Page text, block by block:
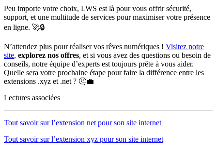
Peu importe votre choix, LWS est là pour vous offrir sécurité,
support, et une multitude de services pour maximiser votre présence
en ligne. 🚀🔒
N’attendez plus pour réaliser vos rêves numériques ! Visitez notre
site, explorez nos offres, et si vous avez des questions ou besoin de
conseils, notre équipe d’experts est toujours prête à vous aider.
Quelle sera votre prochaine étape pour faire la différence entre les
extensions .xyz et .net ? 🤔💼
Lectures associées
Tout savoir sur l’extension net pour son site internet
Tout savoir sur l’extension xyz pour son site internet